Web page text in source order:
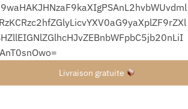
Livraison gratuite